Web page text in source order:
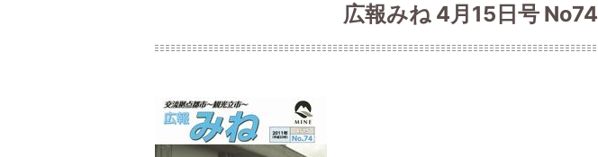
広報みね 4月15日号 No74